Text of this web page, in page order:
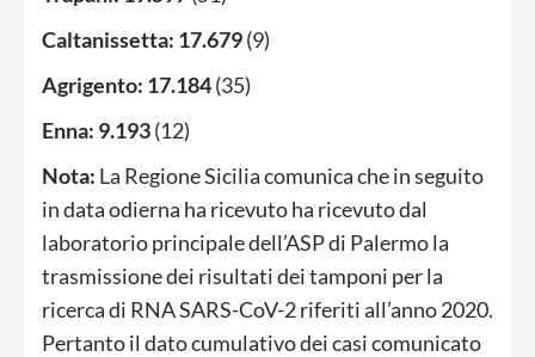
Caltanissetta: 17.679(9)
Agrigento: 17.184(35)
Enna: 9.193(12)
Nota: La Regione Sicilia comunica che in seguito
in data odierna ha ricevuto ha ricevuto dal
laboratorio principale dell’ASP di Palermo la
trasmissione dei risultati dei tamponi per la
ricerca di RNA SARS-CoV-2 riferiti all’anno 2020.
Pertanto il dato cumulativo dei casi comunicato